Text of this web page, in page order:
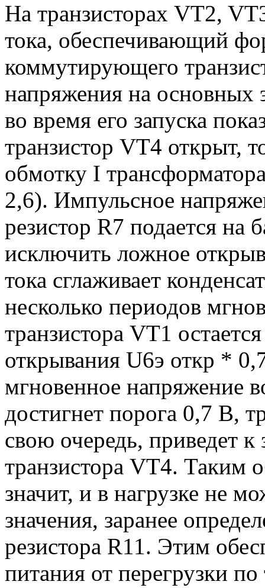
На транзисторах VT2,
тока, обеспечивающий
коммутирующего
напряжения на основных
во время его запуска
транзистор VT4 открыт,
обмотку I
2,6). Импульсное
резистор R7 подается на
исключить ложное
тока сглаживает
несколько периодов
транзистора VT1
открывания U6э откр *
мгновенное напряжение
достигнет порога 0,7 В,
свою очередь, приведет
транзистора VT4. Таким
значит, и в нагрузке не
значения, заранее
резистора R11. Этим
питания от перегрузки по